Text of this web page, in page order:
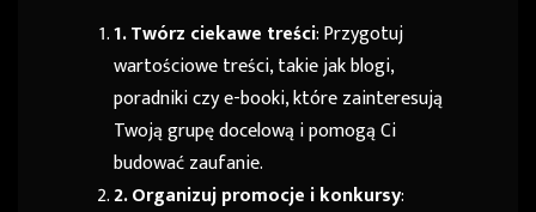
1. Twórz ciekawe treści: Przygotuj
wartościowe treści, takie jak blogi,
poradniki czy e-booki, które zainteresują
Twoją grupę docelową i pomogą Ci
budować zaufanie.
2. Organizuj promocje i konkursy: